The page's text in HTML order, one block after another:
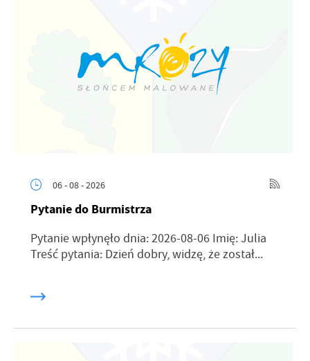
06 - 08 - 2026
Pytanie do Burmistrza
Pytanie wpłynęło dnia: 2026-08-06 Imię: Julia
Treść pytania: Dzień dobry, widzę, że został...